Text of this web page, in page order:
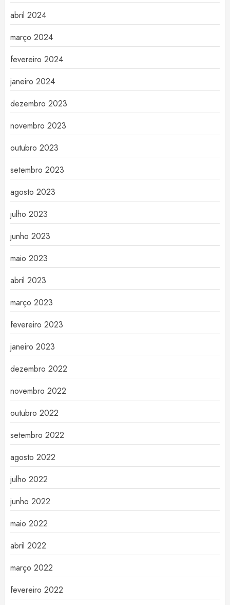
abril 2024
março 2024
fevereiro 2024
janeiro 2024
dezembro 2023
novembro 2023
outubro 2023
setembro 2023
agosto 2023
julho 2023
junho 2023
maio 2023
abril 2023
março 2023
fevereiro 2023
janeiro 2023
dezembro 2022
novembro 2022
outubro 2022
setembro 2022
agosto 2022
julho 2022
junho 2022
maio 2022
abril 2022
março 2022
fevereiro 2022